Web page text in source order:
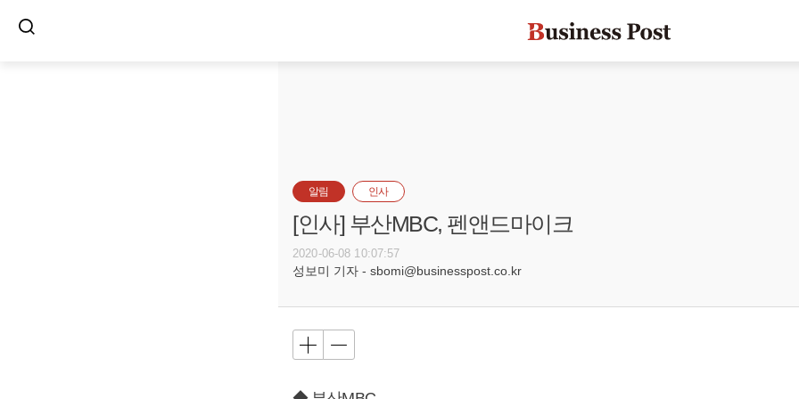
알림 인사
[인사] 부산MBC, 펜앤드마이크
2020-06-08 10:07:57
성보미 기자 - sbomi@businesspost.co.kr